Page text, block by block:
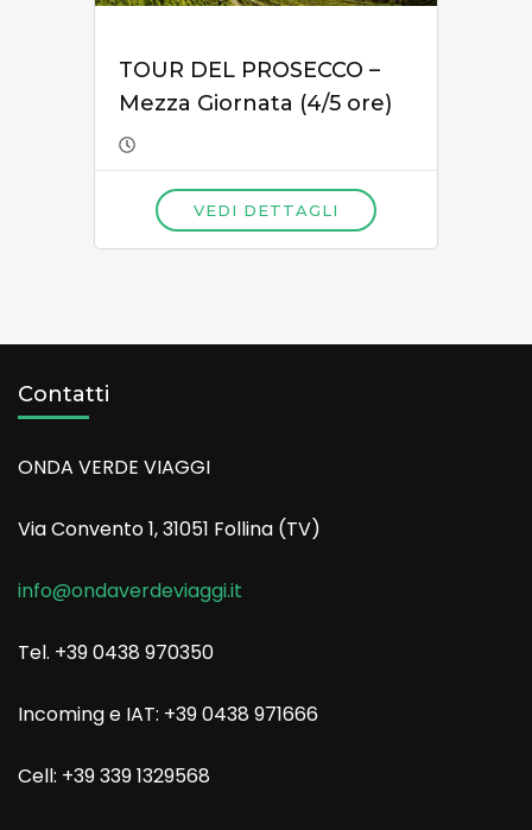
TOUR DEL PROSECCO –
Mezza Giornata (4/5 ore)
VEDI DETTAGLI
Contatti
ONDA VERDE VIAGGI
Via Convento 1, 31051 Follina (TV)
info@ondaverdeviaggi.it
Tel. +39 0438 970350
Incoming e IAT: +39 0438 971666
Cell: +39 339 1329568